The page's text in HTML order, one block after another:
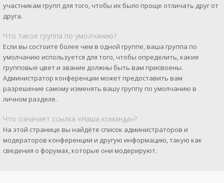
участникам групп для того, чтобы их было проще отличать друг от
друга.
Что такое группа по умолчанию?
Если вы состоите более чем в одной группе, ваша группа по
умолчанию используется для того, чтобы определить, какие
групповые цвет и звание должны быть вам присвоены.
Администратор конференции может предоставить вам
разрешение самому изменять вашу группу по умолчанию в
личном разделе.
Что означает ссылка «Наша команда»?
На этой странице вы найдёте список администраторов и
модераторов конференции и другую информацию, такую как
сведения о форумах, которые они модерируют.